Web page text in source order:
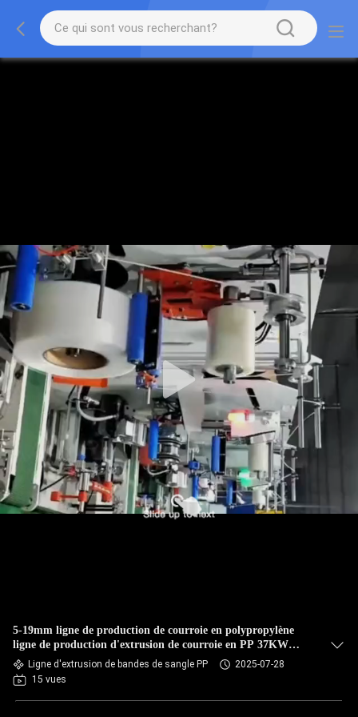
5-19mm ligne de production de courroie en polypropylène
ligne de production d'extrusion de courroie en PP 37KW
moteur GUGAO faible taux de défaillance
Ligne d'extrusion de bandes de sangle PP
2025-07-28
15 vues